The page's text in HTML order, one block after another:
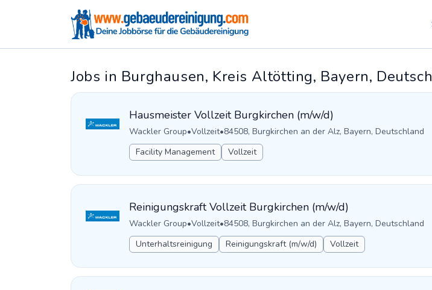
Jobs in Burghausen, Kreis Altötting, Bayern,
Hausmeister Vollzeit Burgkirchen (m/w/d)
Wackler Group•Vollzeit•84508, Burgkirchen an der Alz, Bayern, Deutschland
Facility Management
Vollzeit
Reinigungskraft Vollzeit Burgkirchen (m/w/d)
Wackler Group•Vollzeit•84508, Burgkirchen an der Alz, Bayern, Deutschland
Unterhaltsreinigung
Reinigungskraft (m/w/d) Vollzeit